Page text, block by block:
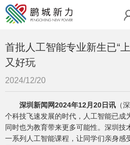
首批人工智能专业新生已“
又好玩
2024/12/20
深圳新闻网2024年12月20日讯 （
个科技飞速发展的时代，人工智能已成
同时也为教育带来更多可能性。深圳技
一系列人工智能课程，让同学们亲身感